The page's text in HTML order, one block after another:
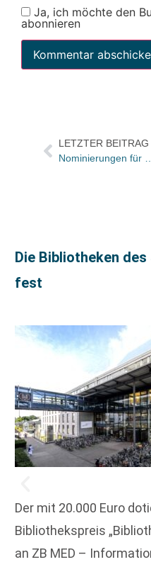
Ja, ich möchte den
abonnieren
LETZTER BEITRAG
Die Bibliotheken
fest
Der mit 20.000 Euro
Bibliothekspreis
an ZB MED –